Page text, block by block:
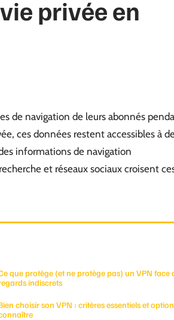
privée en
de navigation de leurs abonnés
ces données restent accessibles à
informations de navigation
et réseaux sociaux croisent
que protège (et ne protège pas) un VPN face
indiscrets
choisir son VPN : critères essentiels et